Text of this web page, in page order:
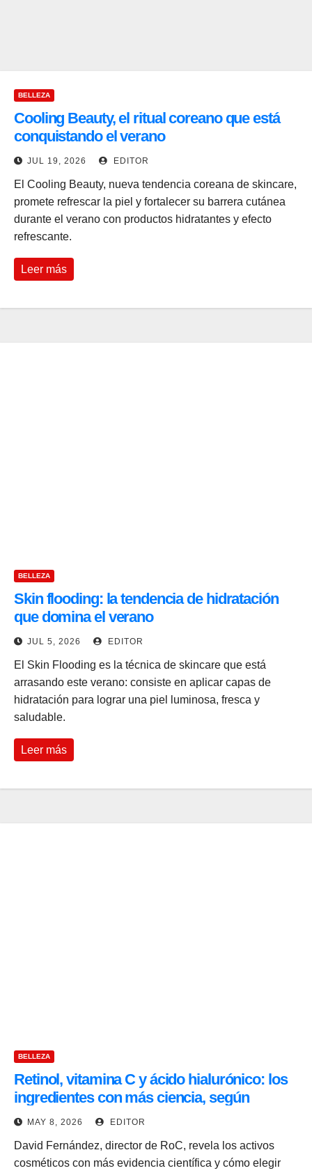
BELLEZA
Cooling Beauty, el ritual coreano que está
conquistando el verano
JUL 19, 2026 EDITOR
El Cooling Beauty, nueva tendencia coreana de skincare,
promete refrescar la piel y fortalecer su barrera cutánea
durante el verano con productos hidratantes y efecto
refrescante.
Leer más
BELLEZA
Skin flooding: la tendencia de hidratación
que domina el verano
JUL 5, 2026 EDITOR
El Skin Flooding es la técnica de skincare que está
arrasando este verano: consiste en aplicar capas de
hidratación para lograr una piel luminosa, fresca y
saludable.
Leer más
BELLEZA
Retinol, vitamina C y ácido hialurónico: los
ingredientes con más ciencia, según
experto
MAY 8, 2026 EDITOR
David Fernández, director de RoC, revela los activos
cosméticos con más evidencia científica y cómo elegir